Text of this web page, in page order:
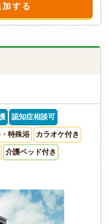
する
認知症相談可
特殊浴 カラオケ付き
介護ベッド付き